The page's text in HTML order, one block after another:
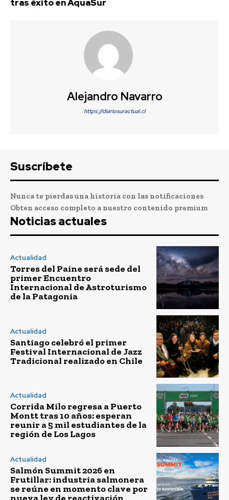
tras éxito en AquaSur
Alejandro Navarro
https://diariosuractual.cl
Suscríbete
Nunca te pierdas una historia con las notificaciones
Obten acceso completo a nuestro contenido premium
Noticias actuales
Actualidad
Torres del Paine será sede del
primer Encuentro
Internacional de Astroturismo
de la Patagonia
Actualidad
Santiago celebró el primer
Festival Internacional de Jazz
Tradicional realizado en Chile
Actualidad
Corrida Milo regresa a Puerto
Montt tras 10 años: esperan
reunir a 5 mil estudiantes de la
región de Los Lagos
Actualidad
Salmón Summit 2026 en
Frutillar: industria salmonera
se reúne en momento clave por